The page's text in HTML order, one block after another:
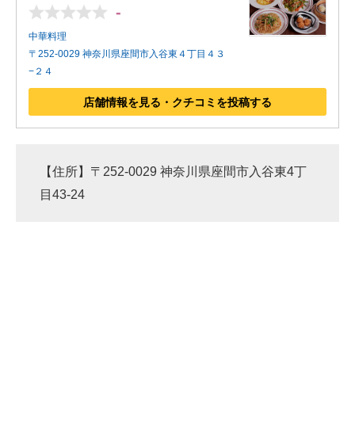
-
中華料理
〒252-0029 神奈川県座間市入谷東４丁目４３
−２４
店舗情報を見る・クチコミを投稿する
【住所】〒252-0029 神奈川県座間市入谷東4丁
目43-24